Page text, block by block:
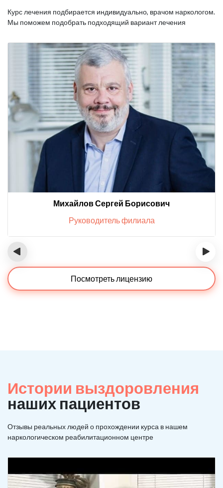
Курс лечения подбирается индивидуально, врачом наркологом.
Мы поможем подобрать подходящий вариант лечения
Михайлов Сергей Борисович
Руководитель филиала
‹ ›
Посмотреть лицензию
Истории выздоровления
наших пациентов
Отзывы реальных людей о прохождении курса в нашем
наркологическом реабилитационном центре